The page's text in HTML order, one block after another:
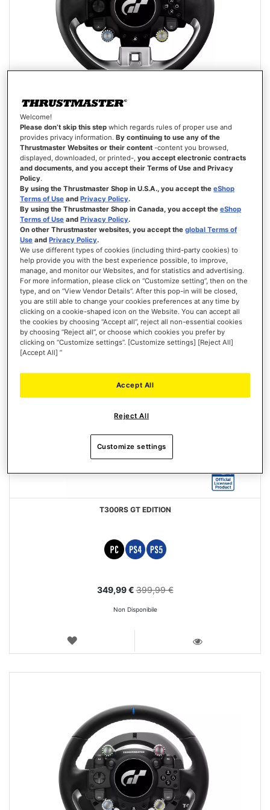
GT WHEEL ADD-ON
249,99 €
AGGIUNGI AL CARRELLO
LISTA
DEI
DESIDERI
VISTA
T300RS GT EDITION
Prezzo
349,99 € 399,99 €
Non Disponibile
LISTA
Welcome!
Please don’t skip this step which regards rules of proper use and
provides privacy information.By continuing to use any of the
Thrustmaster Websites or their content -content you browsed,
displayed, downloaded, or printed-,you accept electronic contracts
and documents, and you accept their Terms of Use and Privacy
Policy.
By using the Thrustmaster Shop in U.S.A., you accept theeShop
Terms of Use andPrivacy Policy.
By using the Thrustmaster Shop in Canada, you accept theeShop
Terms of Use andPrivacy Policy.
On other Thrustmaster websites, you accept theglobal Terms of
Use andPrivacy Policy.
We use different types of cookies (including third-party cookies) to
help provide you with the best experience possible, to improve,
manage, and monitor our Websites, and for statistics and advertising.
For more information, please click on “Customize setting”, then on the
type, and on “View Vendor Details”. After this pop-in will be closed,
you are still able to change your cookies preferences at any time by
clicking on a cookie-shaped icon on the Website. You can accept all
the cookies by choosing “Accept all”, reject all non-essential cookies
by choosing “Reject all”, or choose which cookies you prefer by
clicking on “Customize settings”. [Customize settings] [Reject All]
[Accept All] ”
Reject All
Accept All
Customize settings